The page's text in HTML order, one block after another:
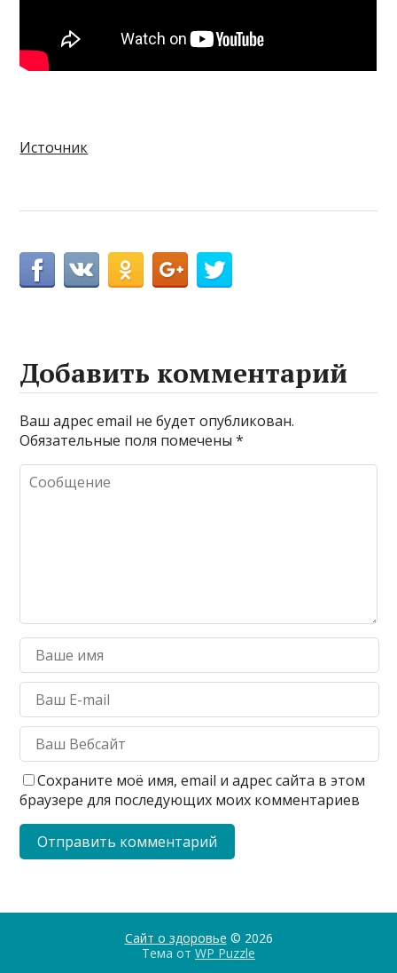
Источник
Добавить комментарий
Ваш адрес email не будет опубликован.
Обязательные поля помечены*
Сохраните моё имя, email и адрес сайта в этом
браузере для последующих моих комментариев
Сайт о здоровье © 2026
Тема от WP Puzzle